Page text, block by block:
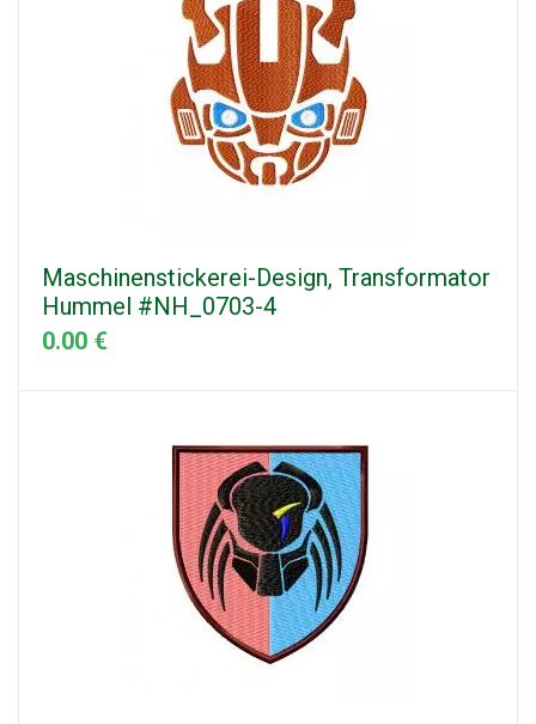
Maschinenstickerei-Design, Transformator
Hummel #NH_0703-4
0.00 €